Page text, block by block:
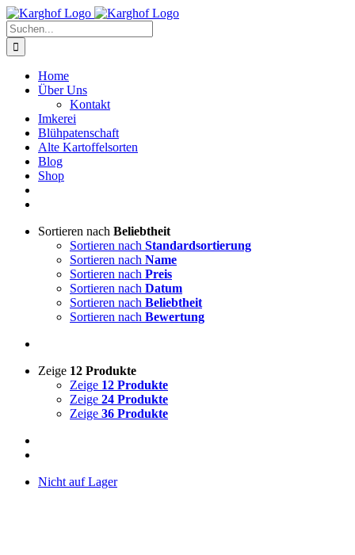
Zum
Inhalt
springen
Instagram
Facebook
Suche
nach:
Home
Über Uns
Kontakt
Imkerei
Blühpatenschaft
Alte Kartoffelsorten
Blog
Shop
Sortieren nach Beliebtheit
Sortieren nach Standardsortierung
Sortieren nach Name
Sortieren nach Preis
Sortieren nach Datum
Sortieren nach Beliebtheit
Sortieren nach Bewertung
Zeige 12 Produkte
Zeige 12 Produkte
Zeige 24 Produkte
Zeige 36 Produkte
Nicht auf Lager